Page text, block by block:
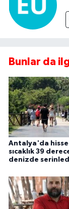
Bunlar da
Antalya'da
sıcaklık 39
denizde